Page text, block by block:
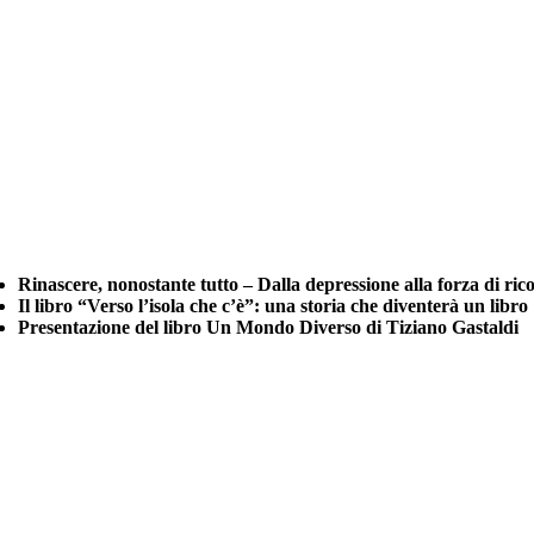
Rinascere, nonostante tutto – Dalla depressione alla forza di
Il libro “Verso l’isola che c’è”: una storia che diventerà un libro
Presentazione del libro Un Mondo Diverso di Tiziano Gastaldi